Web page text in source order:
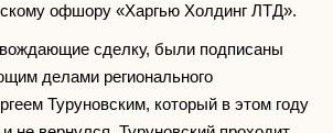
офшору «Харгью Холдинг ЛТД».
сделку, были подписаны
делами регионального
Туруновским, который в этом году